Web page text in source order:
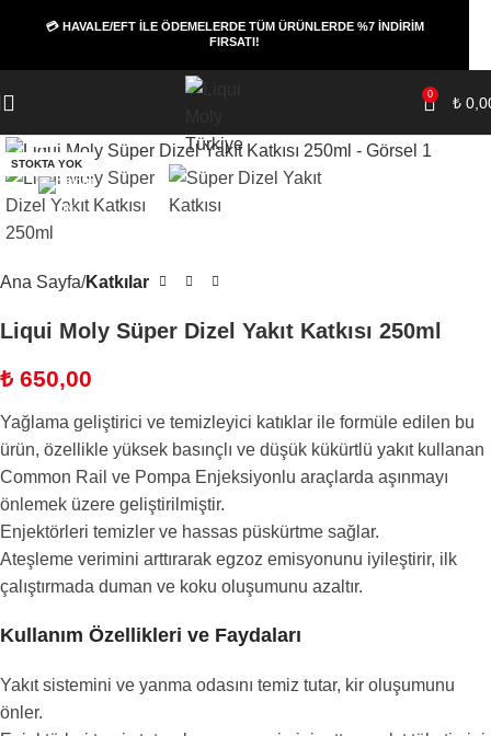
0 ₺
STOKTA YOK
Ana Sayfa Katkılar
Liqui Moly Süper Dizel Yakıt Katkısı 250ml
₺ 650,00
Yağlama geliştirici ve temizleyici katıklar ile formüle edilen bu
ürün, özellikle yüksek basınçlı ve düşük kükürtlü yakıt kullanan
Common Rail ve Pompa Enjeksiyonlu araçlarda aşınmayı
önlemek üzere geliştirilmiştir.
Enjektörleri temizler ve hassas püskürtme sağlar.
Ateşleme verimini arttırarak egzoz emisyonunu iyileştirir, ilk
çalıştırmada duman ve koku oluşumunu azaltır.
Kullanım Özellikleri ve Faydaları
Yakıt sistemini ve yanma odasını temiz tutar, kir oluşumunu
önler.
💳 HAVALE/EFT İLE ÖDEMELERDE TÜM ÜRÜNLERDE %7 İNDİRİM
FIRSATI!